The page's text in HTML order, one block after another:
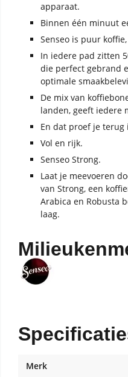
apparaat.
Binnen één minuut
Senseo is puur
In iedere pad zitten
die perfect gebrand
optimale
De mix van
landen, geeft iedere
En dat proef je terug
Vol en rijk.
Senseo Strong.
Laat je meevoeren
van Strong, een
Arabica en Robusta
laag.
Merk